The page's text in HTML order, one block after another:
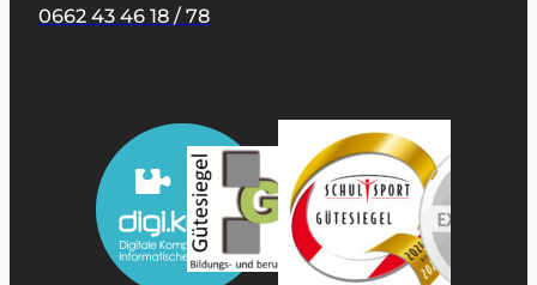
0662 43 46 18 / 78